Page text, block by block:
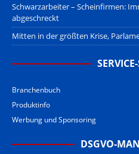
Schwarzarbeiter – Scheinfirmen:
abgeschreckt
Mitten in der größten Krise,
Branchenbuch
Produktinfo
Werbung und Sponsoring
DSGVO-